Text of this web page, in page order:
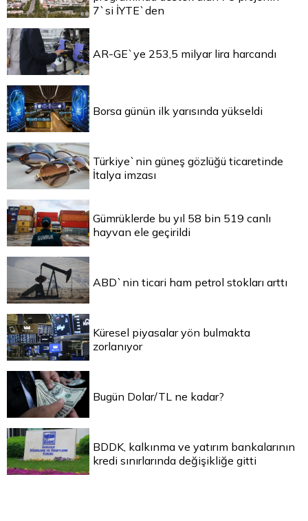
7`si İYTE`den
AR-GE`ye 253,5 milyar lira harcandı
Borsa günün ilk yarısında yükseldi
Türkiye`nin güneş gözlüğü ticaretinde
İtalya imzası
Gümrüklerde bu yıl 58 bin 519 canlı
hayvan ele geçirildi
ABD`nin ticari ham petrol stokları arttı
Küresel piyasalar yön bulmakta
zorlanıyor
Bugün Dolar/TL ne kadar?
BDDK, kalkınma ve yatırım bankalarının
kredi sınırlarında değişikliğe gitti